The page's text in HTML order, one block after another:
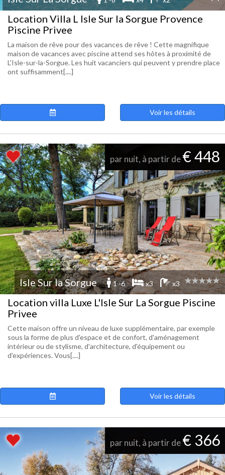
Location Villa L Isle Sur la Sorgue Provence
Piscine Privee
La maison de rêve pour des vacances de rêve ! Cette magnifique
maison de vacances avec piscine attend ses hôtes à proximité de
L'Isle-sur-la-Sorgue. Les huit vacanciers qui peuvent y prendre place
ont suffisamment[....]
Voir les détails
par nuit, à partir de€ 448
Isle Sur la Sorgue 1 -6 x3 x3
Location villa Luxe L'Isle Sur La Sorgue Piscine
Privee
Cette maison offre un niveau de luxe supplémentaire, par exemple
sous la forme de plus d'espace et de confort, d'aménagement
intérieur ou de stylisme, d'architecture, d'équipement ou
d'expériences. Vous[....]
Voir les détails
par nuit, à partir de€ 366